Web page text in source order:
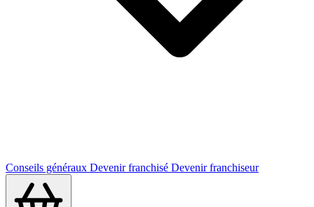
Conseils généraux Devenir franchisé Devenir franchiseur